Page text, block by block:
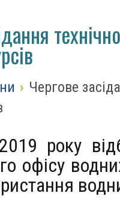
› Чергове
року
офісу